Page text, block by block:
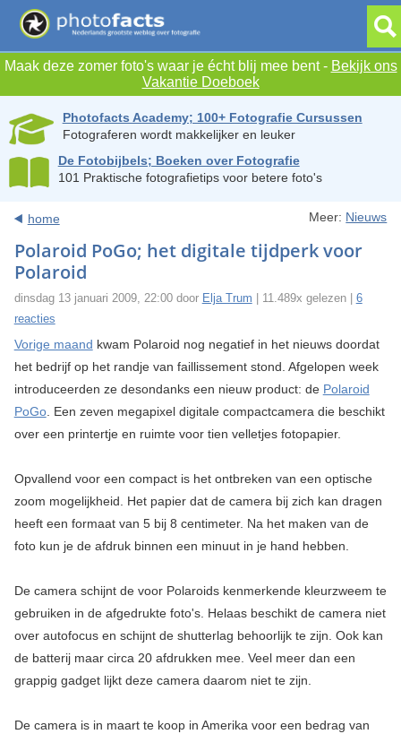
Maak deze zomer foto's waar je écht blij mee bent - Bekijk ons
Vakantie Doeboek
Photofacts Academy; 100+ Fotografie Cursussen
Fotograferen wordt makkelijker en leuker
De Fotobijbels; Boeken over Fotografie
101 Praktische fotografietips voor betere foto's
home Meer: Nieuws
Polaroid PoGo; het digitale tijdperk voor
Polaroid
dinsdag 13 januari 2009, 22:00 door Elja Trum | 11.489x gelezen | 6
reacties
Vorige maand kwam Polaroid nog negatief in het nieuws doordat
het bedrijf op het randje van faillissement stond. Afgelopen week
introduceerden ze desondanks een nieuw product: de Polaroid
PoGo. Een zeven megapixel digitale compactcamera die beschikt
over een printertje en ruimte voor tien velletjes fotopapier.
Opvallend voor een compact is het ontbreken van een optische
zoom mogelijkheid. Het papier dat de camera bij zich kan dragen
heeft een formaat van 5 bij 8 centimeter. Na het maken van de
foto kun je de afdruk binnen een minuut in je hand hebben.
De camera schijnt de voor Polaroids kenmerkende kleurzweem te
gebruiken in de afgedrukte foto's. Helaas beschikt de camera niet
over autofocus en schijnt de shutterlag behoorlijk te zijn. Ook kan
de batterij maar circa 20 afdrukken mee. Veel meer dan een
grappig gadget lijkt deze camera daarom niet te zijn.
De camera is in maart te koop in Amerika voor een bedrag van